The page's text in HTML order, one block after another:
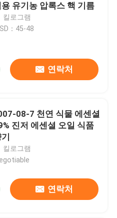
유기농 압록스 핵 기름
킬로그램
：45-48
연락처
08-7 천연 식물 에센셜
진저 에센셜 오일 식품
킬로그램
연락처